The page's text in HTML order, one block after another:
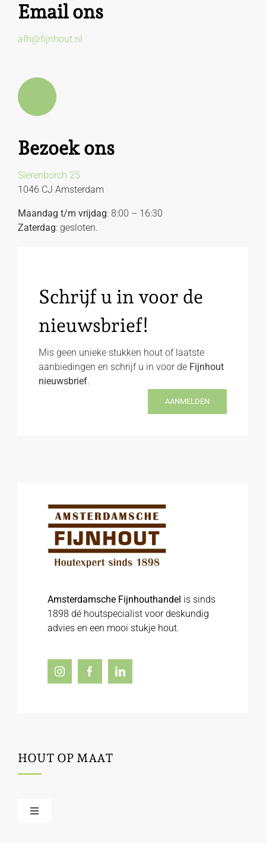
Email ons
afh@fijnhout.nl
Bezoek ons
Sierenborch 25
1046 CJ Amsterdam
Maandag t/m vrijdag: 8:00 – 16:30
Zaterdag: gesloten.
Schrijf u in voor de
nieuwsbrief!
Mis geen unieke stukken hout of laatste
aanbiedingen en schrijf u in voor de Fijnhout
nieuwsbrief.
AANMELDEN
Amsterdamsche Fijnhouthandel is sinds
1898 dé houtspecialist voor deskundig
advies en een mooi stukje hout.
HOUT OP MAAT
Toggle